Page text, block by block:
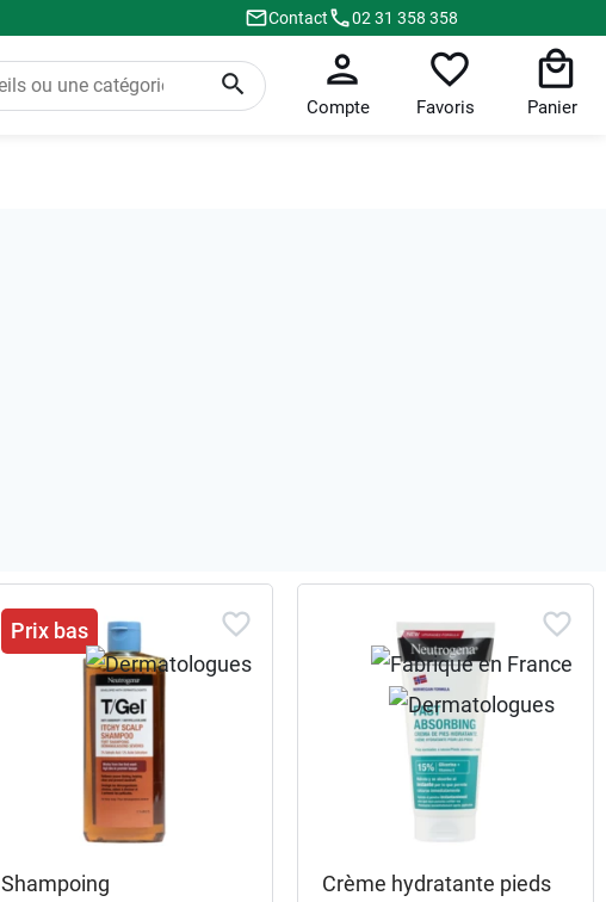
Contact 02 31 358 358
Compte Favoris Panier
Prix bas
Shampoing
Crème hydratante pieds